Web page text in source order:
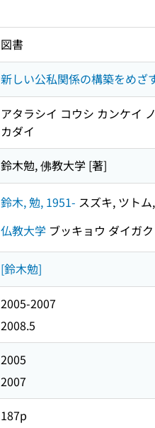
図書
新しい公私関係の構築をめざ
アタラシイ コウシ カンケイ
カダイ
鈴木勉, 佛教大学 [著]
鈴木, 勉, 1951- スズキ, ツト
仏教大学 ブッキョウ ダイガク
[鈴木勉]
2005-2007
2008.5
2005
2007
187p